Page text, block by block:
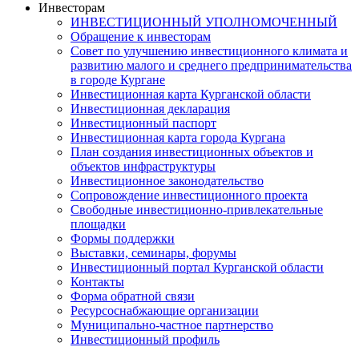
Инвесторам
ИНВЕСТИЦИОННЫЙ УПОЛНОМОЧЕННЫЙ
Обращение к инвесторам
Совет по улучшению инвестиционного климата и
развитию малого и среднего предпринимательства
в городе Кургане
Инвестиционная карта Курганской области
Инвестиционная декларация
Инвестиционный паспорт
Инвестиционная карта города Кургана
План создания инвестиционных объектов и
объектов инфраструктуры
Инвестиционное законодательство
Сопровождение инвестиционного проекта
Свободные инвестиционно-привлекательные
площадки
Формы поддержки
Выставки, семинары, форумы
Инвестиционный портал Курганской области
Контакты
Форма обратной связи
Ресурсоснабжающие организации
Муниципально-частное партнерство
Инвестиционный профиль